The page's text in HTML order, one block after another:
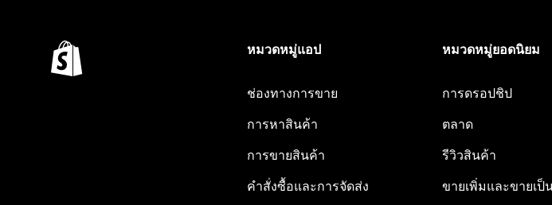
หมวดหมู่แอป
ช่องทางการขาย
การหาสินค้า
การขายสินค้า
คำสั่งซื้อและการจัดส่ง
หมวดหมู่ยอดนิยม
การดรอปชิป
ตลาด
รีวิวสินค้า
ขายเพิ่มและขายเป็